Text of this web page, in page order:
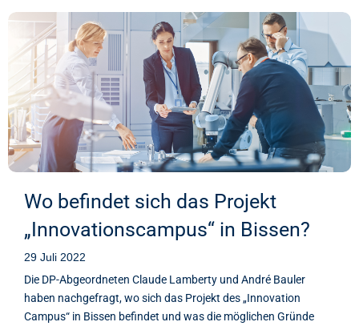
Wo befindet sich das Projekt
„Innovationscampus“ in Bissen?
29 Juli 2022
Die DP-Abgeordneten Claude Lamberty und André Bauler
haben nachgefragt, wo sich das Projekt des „Innovation
Campus“ in Bissen befindet und was die möglichen Gründe